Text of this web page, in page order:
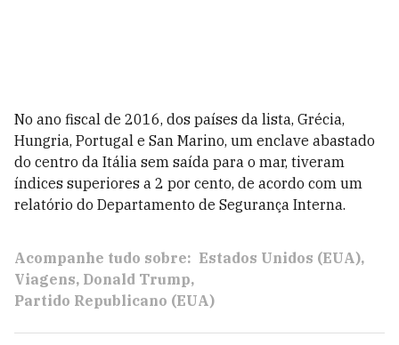
No ano fiscal de 2016, dos países da lista, Grécia,
Hungria, Portugal e San Marino, um enclave abastado
do centro da Itália sem saída para o mar, tiveram
índices superiores a 2 por cento, de acordo com um
relatório do Departamento de Segurança Interna.
Acompanhe tudo sobre: Estados Unidos (EUA)
Viagens Donald Trump
Partido Republicano (EUA)